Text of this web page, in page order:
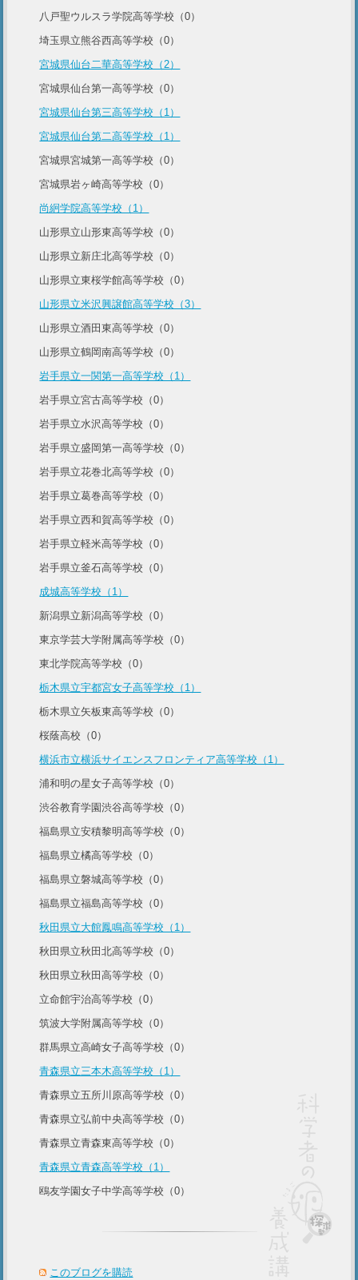
八戸聖ウルスラ学院高等学校（0）
埼玉県立熊谷西高等学校（0）
宮城県仙台二華高等学校（2）
宮城県仙台第一高等学校（0）
宮城県仙台第三高等学校（1）
宮城県仙台第二高等学校（1）
宮城県宮城第一高等学校（0）
宮城県岩ヶ崎高等学校（0）
尚絅学院高等学校（1）
山形県立山形東高等学校（0）
山形県立新庄北高等学校（0）
山形県立東桜学館高等学校（0）
山形県立米沢興譲館高等学校（3）
山形県立酒田東高等学校（0）
山形県立鶴岡南高等学校（0）
岩手県立一関第一高等学校（1）
岩手県立宮古高等学校（0）
岩手県立水沢高等学校（0）
岩手県立盛岡第一高等学校（0）
岩手県立花巻北高等学校（0）
岩手県立葛巻高等学校（0）
岩手県立西和賀高等学校（0）
岩手県立軽米高等学校（0）
岩手県立釜石高等学校（0）
成城高等学校（1）
新潟県立新潟高等学校（0）
東京学芸大学附属高等学校（0）
東北学院高等学校（0）
栃木県立宇都宮女子高等学校（1）
栃木県立矢板東高等学校（0）
桜蔭高校（0）
横浜市立横浜サイエンスフロンティア高等学校（1）
浦和明の星女子高等学校（0）
渋谷教育学園渋谷高等学校（0）
福島県立安積黎明高等学校（0）
福島県立橘高等学校（0）
福島県立磐城高等学校（0）
福島県立福島高等学校（0）
秋田県立大館鳳鳴高等学校（1）
秋田県立秋田北高等学校（0）
秋田県立秋田高等学校（0）
立命館宇治高等学校（0）
筑波大学附属高等学校（0）
群馬県立高崎女子高等学校（0）
青森県立三本木高等学校（1）
青森県立五所川原高等学校（0）
青森県立弘前中央高等学校（0）
青森県立青森東高等学校（0）
青森県立青森高等学校（1）
鴎友学園女子中学高等学校（0）
このブログを購読